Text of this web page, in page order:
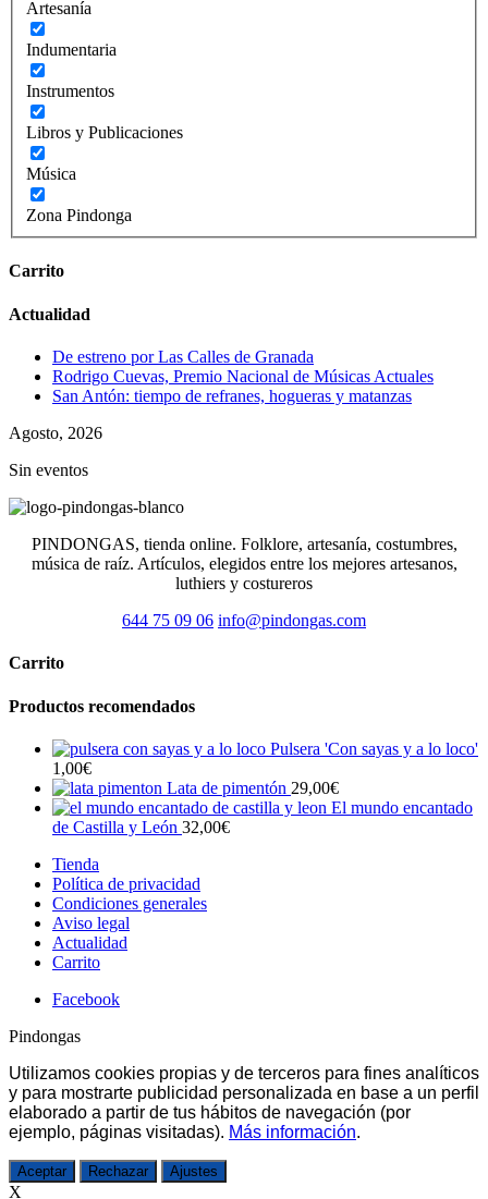
Artesanía
Indumentaria
Instrumentos
Libros y Publicaciones
Música
Zona Pindonga
Carrito
Actualidad
De estreno por Las Calles de Granada
Rodrigo Cuevas, Premio Nacional de Músicas Actuales
San Antón: tiempo de refranes, hogueras y matanzas
Agosto, 2026
Sin eventos
PINDONGAS, tienda online. Folklore, artesanía, costumbres,
música de raíz. Artículos, elegidos entre los mejores artesanos,
luthiers y costureros
644 75 09 06 info@pindongas.com
Carrito
Productos recomendados
Pulsera 'Con sayas y a lo loco'
1,00€
Lata de pimentón 29,00€
El mundo encantado
de Castilla y León 32,00€
Tienda
Política de privacidad
Condiciones generales
Aviso legal
Actualidad
Carrito
Facebook
Pindongas
Utilizamos cookies propias y de terceros para fines analíticos
y para mostrarte publicidad personalizada en base a un perfil
elaborado a partir de tus hábitos de navegación (por
ejemplo, páginas visitadas). Más información.
Aceptar Rechazar Ajustes
X